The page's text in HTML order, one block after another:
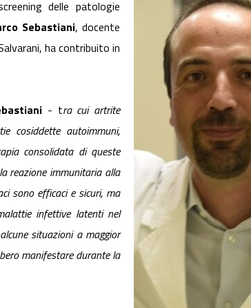
delle patologie
Sebastiani, docente
ha contribuito in
- tra cui artrite
cosiddette autoimmuni,
consolidata di queste
reazione immunitaria alla
sono efficaci e sicuri, ma
infettive latenti nel
situazioni a maggior
manifestare durante la